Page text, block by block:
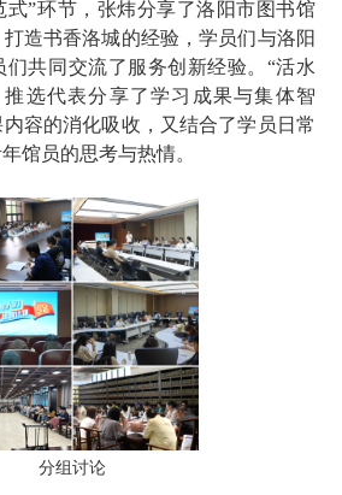
”环节，张炜分享了洛阳市图书馆
造书香洛城的经验，学员们与洛阳
共同交流了服务创新经验。“活水
选代表分享了学习成果与集体智
容的消化吸收，又结合了学员日常
馆员的思考与热情。
分组讨论